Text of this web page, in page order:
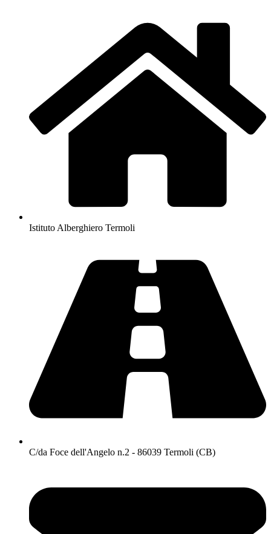
Istituto Alberghiero Termoli
C/da Foce dell'Angelo n.2 - 86039 Termoli (CB)